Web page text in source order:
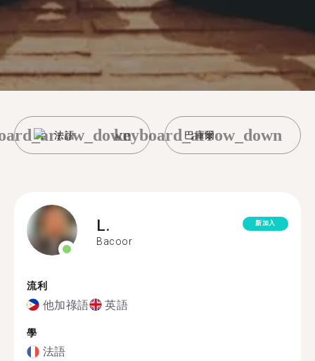
法語 巴庫爾
keyboard_arrow_down
L.
Bacoor
新加入
流利
他加祿語 英語
學
法語